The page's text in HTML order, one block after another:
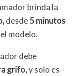
brinda la
desde5 minutos
modelo.
debe
grifo,y solo es